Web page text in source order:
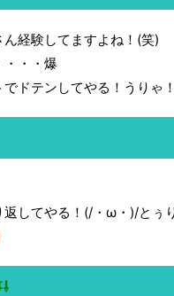
経験してますよね！(笑)
・・爆
ドテンしてやる！うりゃ
してやる！(/・ω・)/とぅ